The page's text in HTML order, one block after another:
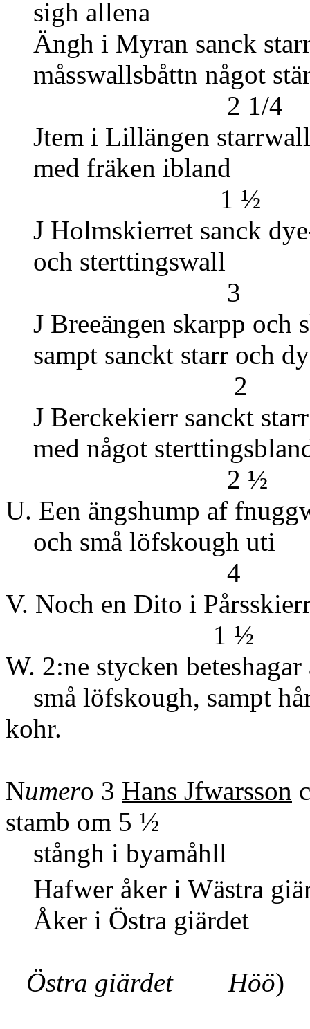
sigh
Ängh i Myran sanck
måsswallsbåttn
2 1/4
Jtem i Lillängen
med
1 ½
J Holmskierret sanck
och
3
J Breeängen skarpp och
sampt sanckt
2
J Berckekierr sanckt
med något
2 ½
U. Een ängshump af
och små
4
V. Noch en Dito i
1 ½
W. 2:ne stycken
små löfskough, sampt
kohr.
Numero 3 Hans Jfwarsson
stamb om 5 ½
stångh i byamåhll
Hafwer åker i Wästra
Åker i Östra giärdet
Östra giärdet Höö)